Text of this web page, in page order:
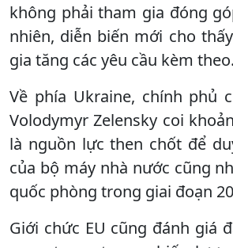
không phải tham gia đóng
nhiên, diễn biến mới cho
gia tăng các yêu cầu kèm theo.
Về phía Ukraine, chính phủ
Volodymyr Zelensky coi
là nguồn lực then chốt để
của bộ máy nhà nước cũng
quốc phòng trong giai đoạn
Giới chức EU cũng đánh giá